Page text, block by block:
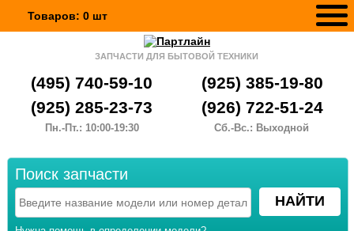
Товаров: 0 шт
ЗАПЧАСТИ ДЛЯ БЫТОВОЙ ТЕХНИКИ
(495) 740-59-10
(925) 385-19-80
(925) 285-23-73
(926) 722-51-24
Пн.-Пт.: 10:00-19:30 Сб.-Вс.: Выходной
Поиск запчасти